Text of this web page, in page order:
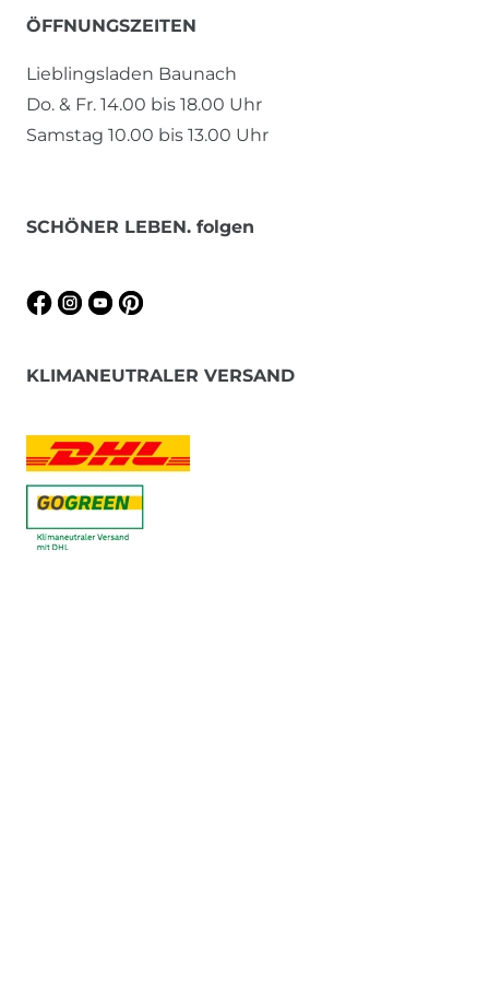
ÖFFNUNGSZEITEN
Lieblingsladen Baunach
Do. & Fr. 14.00 bis 18.00 Uhr
Samstag 10.00 bis 13.00 Uhr
SCHÖNER LEBEN. folgen
KLIMANEUTRALER VERSAND